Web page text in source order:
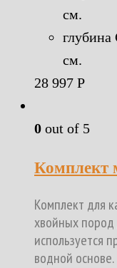
см.
см.
28 997 Р
0 out of 5
Комплект
Комплект для
хвойных пород
используется
водной основе.